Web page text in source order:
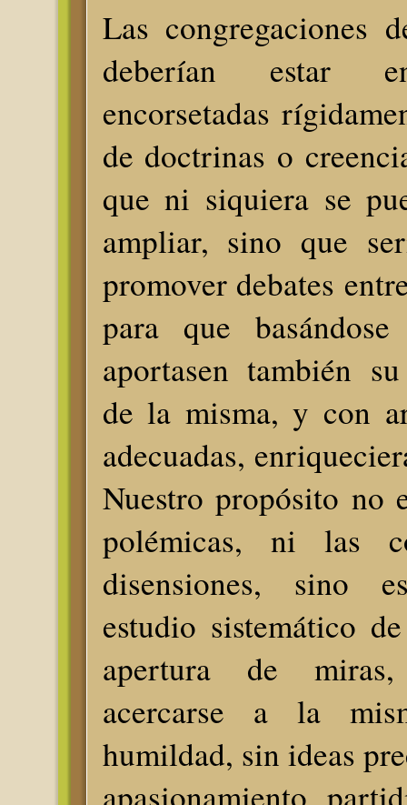
Las congregaciones
deberían estar
encorsetadas
de doctrinas o
que ni siquiera se
ampliar, sino que
promover debates
para que
aportasen también
de la misma, y con
adecuadas,
Nuestro propósito no
polémicas, ni las
disensiones, sino
estudio sistemático
apertura de
acercarse a la
humildad, sin ideas
apasionamiento